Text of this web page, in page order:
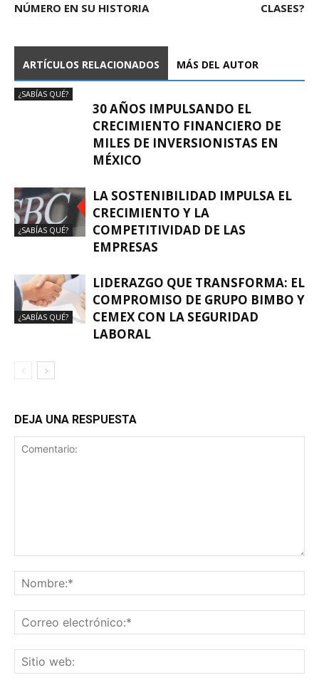
NÚMERO EN SU HISTORIA CLASES?
ARTÍCULOS RELACIONADOS MÁS DEL AUTOR
¿SABÍAS QUÉ?
30 AÑOS IMPULSANDO EL
CRECIMIENTO FINANCIERO DE
MILES DE INVERSIONISTAS EN
MÉXICO
¿SABÍAS QUÉ?
LA SOSTENIBILIDAD IMPULSA EL
CRECIMIENTO Y LA
COMPETITIVIDAD DE LAS
EMPRESAS
¿SABÍAS QUÉ?
LIDERAZGO QUE TRANSFORMA: EL
COMPROMISO DE GRUPO BIMBO Y
CEMEX CON LA SEGURIDAD
LABORAL
DEJA UNA RESPUESTA